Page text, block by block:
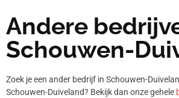
Andere
Schouwen-
Zoek je een ander bedrijf in Schouwen-
Schouwen-Duiveland? Bekijk dan onze gehele